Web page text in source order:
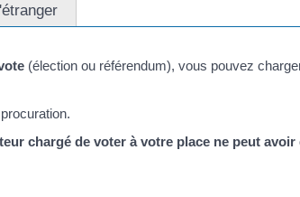
(élection ou référendum), vous pouvez
chargé de voter à votre place ne peut